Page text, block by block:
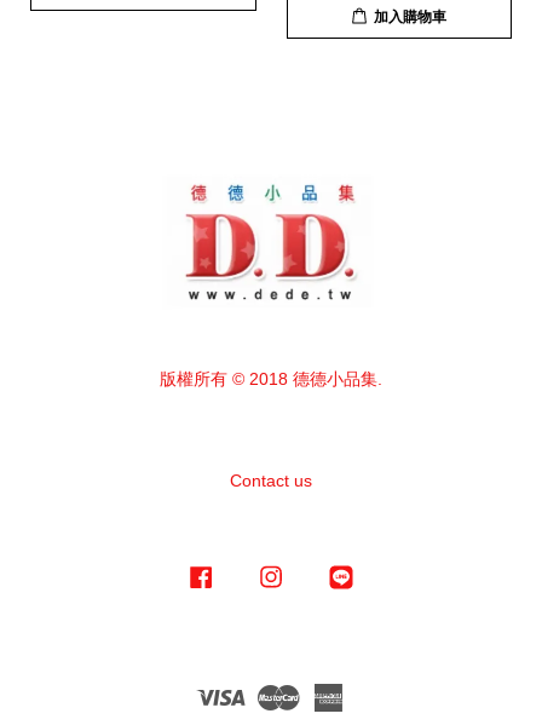
加入購物車
版權所有 © 2018 德德小品集.
Contact us
Facebook Instagram
Visa Master